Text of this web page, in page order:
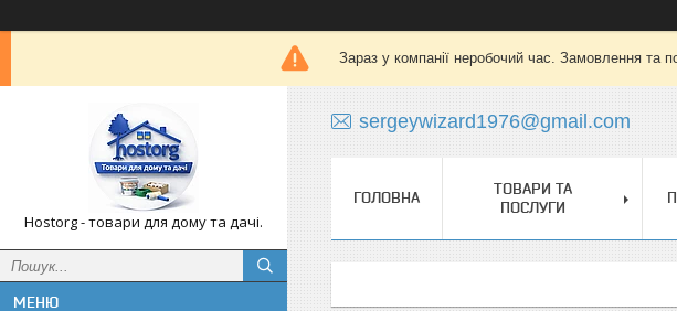
Зараз у компанії неробочий час. Замовлення та
Hostorg - товари для дому та дачі.
sergeywizard1976@gmail.com
ГОЛОВНА
ТОВАРИ ТА
ПОСЛУГИ